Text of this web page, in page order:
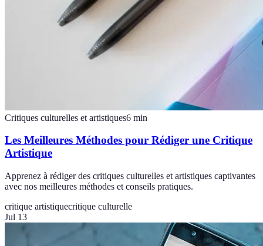
Critiques culturelles et artistiques6 min
Les Meilleures Méthodes pour Rédiger une Critique
Artistique
Apprenez à rédiger des critiques culturelles et artistiques captivantes
avec nos meilleures méthodes et conseils pratiques.
critique artistiquecritique culturelle
Jul 13